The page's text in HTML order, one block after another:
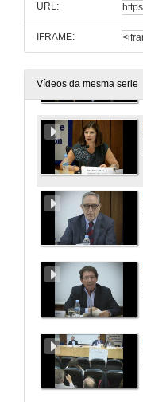
URL:
IFRAME:
Vídeos da mesma serie